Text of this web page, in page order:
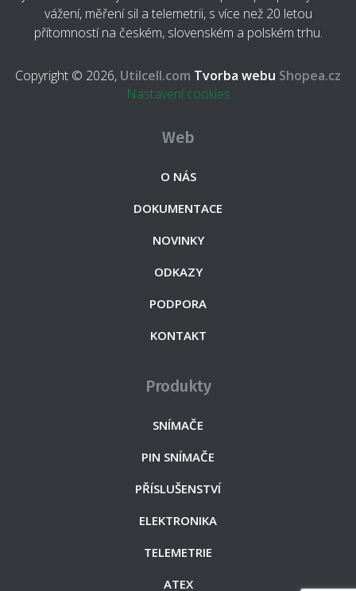
vážení, měření sil a telemetrii, s více než 20 letou
přítomností na českém, slovenském a polském trhu.
Copyright © 2026, Utilcell.com Tvorba webu Shopea.cz
Nastavení cookies
Web
O NÁS
DOKUMENTACE
NOVINKY
ODKAZY
PODPORA
KONTAKT
Produkty
SNÍMAČE
PIN SNÍMAČE
PŘÍSLUŠENSTVÍ
ELEKTRONIKA
TELEMETRIE
ATEX